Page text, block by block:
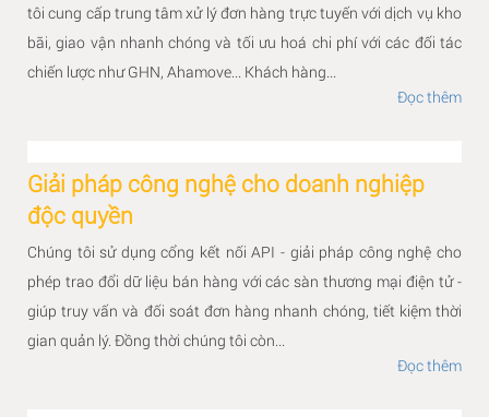
tôi cung cấp trung tâm xử lý đơn hàng trực tuyến với dịch vụ kho
bãi, giao vận nhanh chóng và tối ưu hoá chi phí với các đối tác
chiến lược như GHN, Ahamove... Khách hàng...
Đọc thêm
Giải pháp công nghệ cho doanh nghiệp
độc quyền
Chúng tôi sử dụng cổng kết nối API - giải pháp công nghệ cho
phép trao đổi dữ liệu bán hàng với các sàn thương mại điện tử -
giúp truy vấn và đối soát đơn hàng nhanh chóng, tiết kiệm thời
gian quản lý. Đồng thời chúng tôi còn...
Đọc thêm